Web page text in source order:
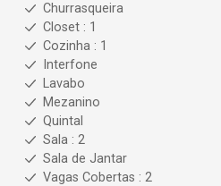
Churrasqueira
Closet : 1
Cozinha : 1
Interfone
Lavabo
Mezanino
Quintal
Sala : 2
Sala de Jantar
Vagas Cobertas : 2